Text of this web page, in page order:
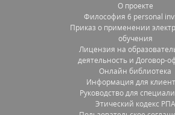
О проекте
Философия 6 personal
Приказ о применении
обучения
Лицензия на
деятельность и Договор-
Онлайн библиотека
Информация для
Руководство для
Этический кодекс РПА